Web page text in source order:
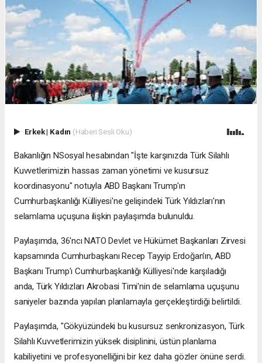
Erkek| Kadın (Haberi Sesli Oku)
Bakanlığın NSosyal hesabından "İşte karşınızda Türk Silahlı
Kuvvetlerimizin hassas zaman yönetimi ve kusursuz
koordinasyonu" notuyla ABD Başkanı Trump'ın
Cumhurbaşkanlığı Külliyesi'ne gelişindeki Türk Yıldızları'nın
selamlama uçuşuna ilişkin paylaşımda bulunuldu.
Paylaşımda, 36'ncı NATO Devlet ve Hükümet Başkanları Zirvesi
kapsamında Cumhurbaşkanı Recep Tayyip Erdoğan'ın, ABD
Başkanı Trump'ı Cumhurbaşkanlığı Külliyesi'nde karşıladığı
anda, Türk Yıldızları Akrobasi Timi'nin de selamlama uçuşunu
saniyeler bazında yapılan planlamayla gerçekleştirdiği belirtildi.
Paylaşımda, "Gökyüzündeki bu kusursuz senkronizasyon, Türk
Silahlı Kuvvetlerimizin yüksek disiplinini, üstün planlama
kabiliyetini ve profesyonelliğini bir kez daha gözler önüne serdi.